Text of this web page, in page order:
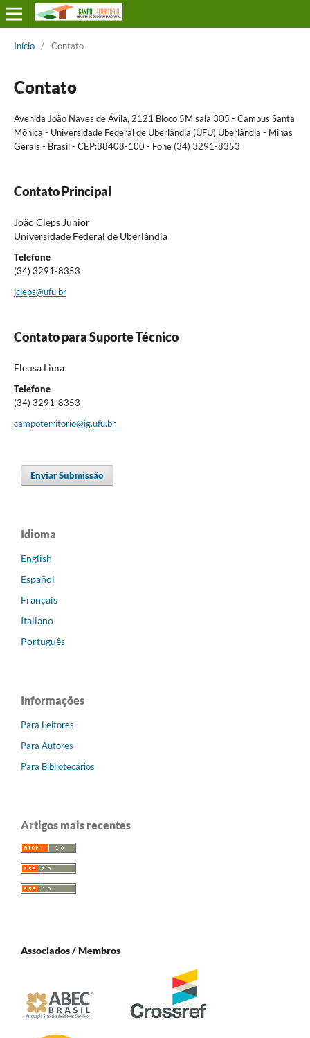
Início / Contato
Contato
Avenida João Naves de Ávila, 2121 Bloco 5M sala 305 - Campus Santa
Mônica - Universidade Federal de Uberlândia (UFU) Uberlândia - Minas
Gerais - Brasil - CEP:38408-100 - Fone (34) 3291-8353
Contato Principal
João Cleps Junior
Universidade Federal de Uberlândia
Telefone
(34) 3291-8353
jcleps@ufu.br
Contato para Suporte Técnico
Eleusa Lima
Telefone
(34) 3291-8353
campoterritorio@ig.ufu.br
Enviar Submissão
Idioma
English
Español
Français
Italiano
Português
Informações
Para Leitores
Para Autores
Para Bibliotecários
Artigos mais recentes
Associados / Membros